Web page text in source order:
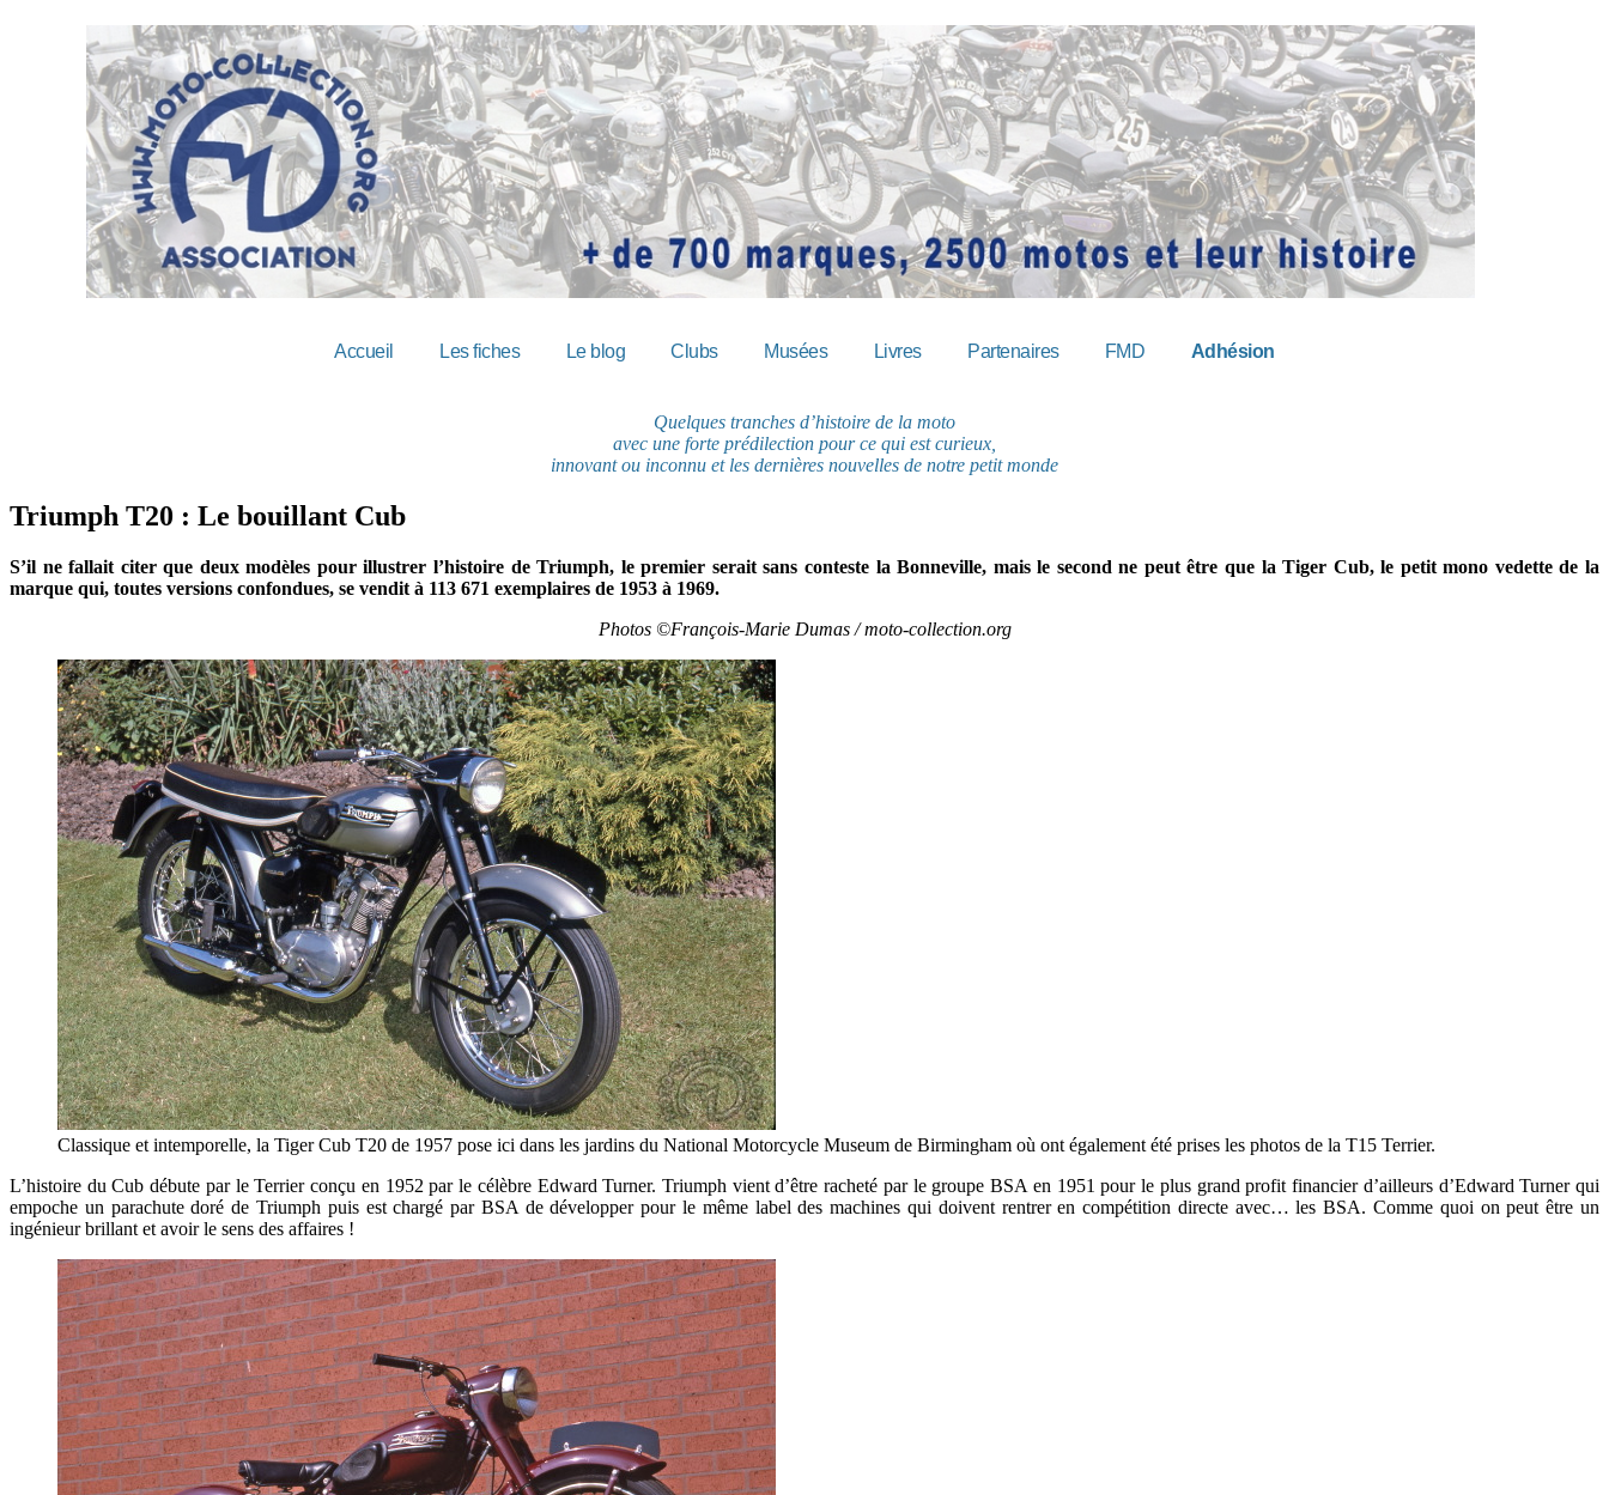
Accueil Les fiches Le blog Clubs Musées Livres Partenaires FMD Adhésion
Quelques tranches d’histoire de la moto
avec une forte prédilection pour ce qui est curieux,
innovant ou inconnu et les dernières nouvelles de notre petit monde
Triumph T20 : Le bouillant Cub
S’il ne fallait citer que deux modèles pour illustrer l’histoire de Triumph, le premier serait sans conteste la Bonneville, mais le second ne peut être que la Tiger Cub, le petit mono vedette de la
marque qui, toutes versions confondues, se vendit à 113 671 exemplaires de 1953 à 1969.
Photos ©François-Marie Dumas / moto-collection.org
Classique et intemporelle, la Tiger Cub T20 de 1957 pose ici dans les jardins du National Motorcycle Museum de Birmingham où ont également été prises les photos de la T15 Terrier.
L’histoire du Cub débute par le Terrier conçu en 1952 par le célèbre Edward Turner. Triumph vient d’être racheté par le groupe BSA en 1951 pour le plus grand profit financier d’ailleurs d’Edward Turner qui
empoche un parachute doré de Triumph puis est chargé par BSA de développer pour le même label des machines qui doivent rentrer en compétition directe avec… les BSA. Comme quoi on peut être un
ingénieur brillant et avoir le sens des affaires !